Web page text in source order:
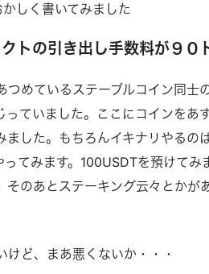
しく書いてみました
トの引き出し手数料が９０
つめているステーブルコイン同
っていました。ここにコインをあ
ました。もちろんイキナリやるの
ってみます。100USDTを預けて
そのあとステーキング云々とかが
けど、まあ悪くないか・・・